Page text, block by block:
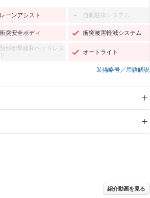
レーンアシスト － 自動駐車システム
衝突安全ボディ 衝突被害軽減システム
頸部衝撃緩和ヘッドレス
ト
オートライト
装備略号／用語解説
センターデフロック
キーレス 紹介動画を見る